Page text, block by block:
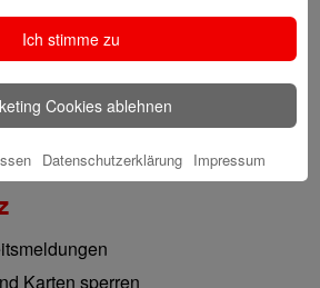
für die Menschen und die Region
Karten sperren
Ich stimme zu
Cookies ablehnen
Datenschutzerklärung Impressum